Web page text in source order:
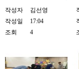
작성자
김선영
작성일
17:04
조회
4